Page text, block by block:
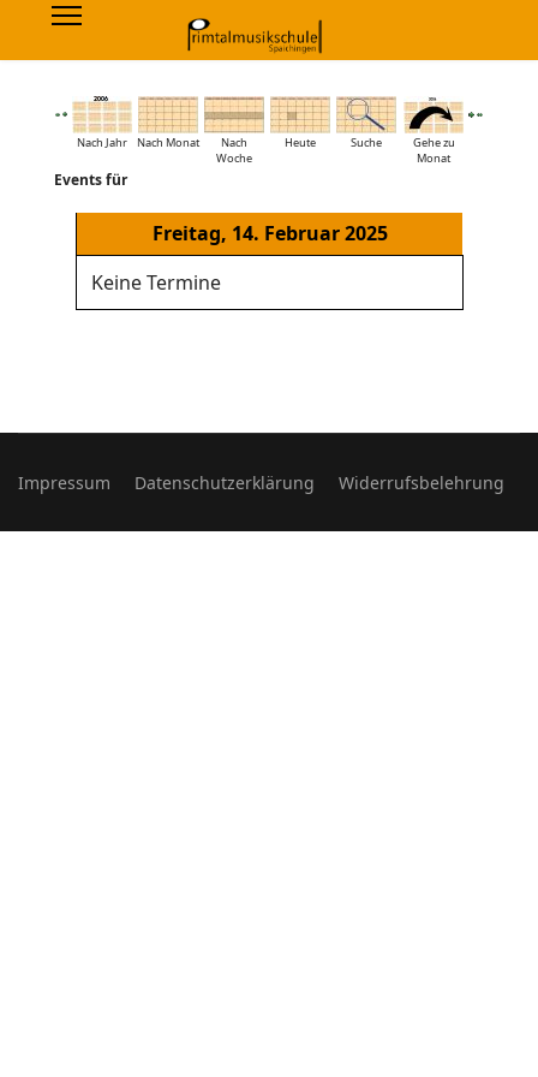
Nach Jahr Nach Monat
Nach
Woche
Heute Suche
Gehe zu
Monat
Events für
Freitag, 14. Februar 2025
Keine Termine
Impressum Datenschutzerklärung Widerrufsbelehrung